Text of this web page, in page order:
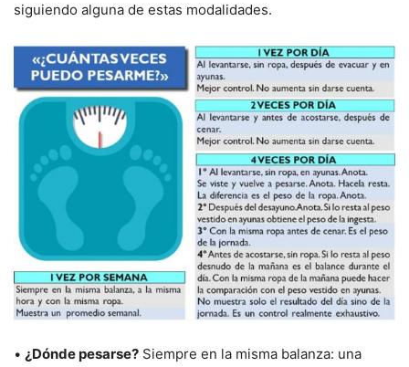
siguiendo alguna de estas modalidades.
• ¿Dónde pesarse? Siempre en la misma balanza: una